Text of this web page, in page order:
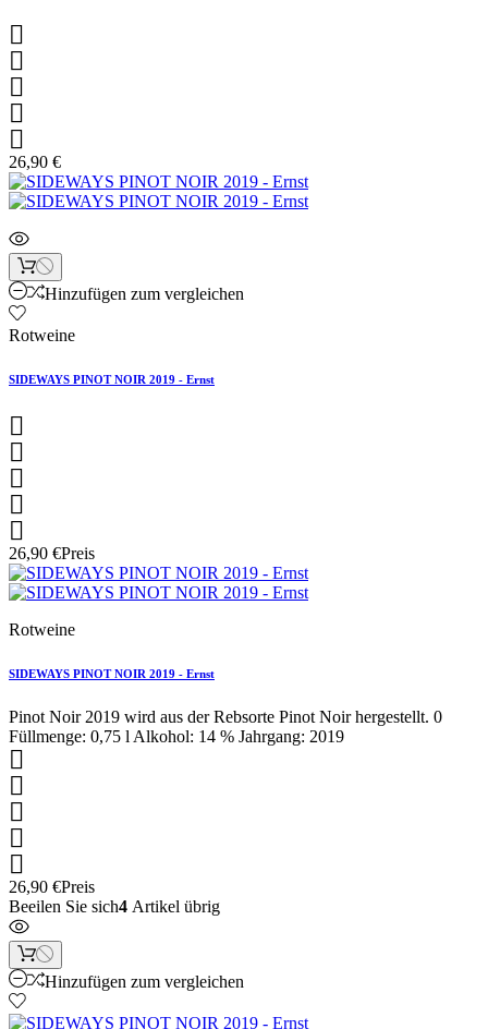





26,90 €
Hinzufügen zum vergleichen
Rotweine
SIDEWAYS PINOT NOIR 2019 - Ernst





26,90 €Preis
Rotweine
SIDEWAYS PINOT NOIR 2019 - Ernst
Pinot Noir 2019 wird aus der Rebsorte Pinot Noir hergestellt. 0
Füllmenge: 0,75 l Alkohol: 14 % Jahrgang: 2019





26,90 €Preis
Beeilen Sie sich4 Artikel übrig
Hinzufügen zum vergleichen